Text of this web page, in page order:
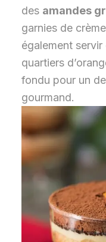
des amandes
garnies de
également
quartiers
fondu pour un
gourmand.